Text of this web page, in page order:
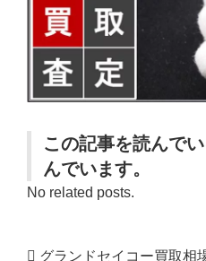
この記事を読んで
んでいます。
No related posts.
グランドセイコー買取相